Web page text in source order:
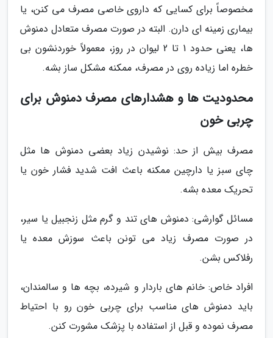
مخصوصاً برای کسایی که داروی خاصی مصرف می کنن، یا
بیماری زمینه ای دارن. البته در صورت مصرف متعادل دمنوش
ها، یعنی حدود 1 تا 2 لیوان در روز، معمولاً خوردنشون بی
خطره اما زیاده روی در مصرف، ممکنه مشکل ساز بشه.
محدودیت ها و هشدارهای مصرف دمنوش برای
چربی خون
مصرف بیش از حد: نوشیدن زیاد بعضی دمنوش ها مثل
چای سبز یا دارچین ممکنه باعث افت شدید فشار خون یا
تحریک معده بشه.
مسائل گوارشی: دمنوش های تند و گرم مثل زنجبیل یا سیر،
در صورت مصرف زیاد می تونن باعث سوزش معده یا
رفلاکس بشن.
افراد خاص: خانم های باردار و شیرده، بچه ها و سالمندان،
باید دمنوش های مناسب برای چربی خون رو با احتیاط
مصرف نموده و قبل از استفاده با پزشک مشورت کنن.